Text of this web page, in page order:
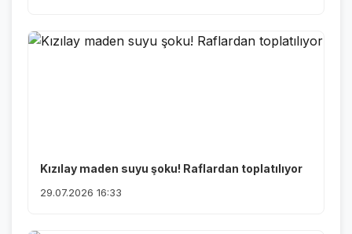
Kızılay maden suyu şoku! Raflardan toplatılıyor
29.07.2026 16:33